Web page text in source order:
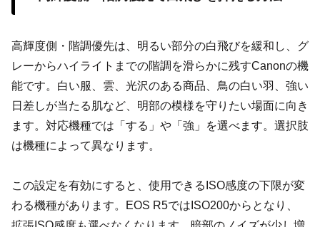
高輝度側・階調優先は、明るい部分の白飛びを緩和し、グ
レーからハイライトまでの階調を滑らかに残すCanonの機
能です。白い服、雲、光沢のある商品、鳥の白い羽、強い
日差しが当たる肌など、明部の模様を守りたい場面に向き
ます。対応機種では「する」や「強」を選べます。選択肢
は機種によって異なります。
この設定を有効にすると、使用できるISO感度の下限が変
わる機種があります。EOS R5ではISO200からとなり、